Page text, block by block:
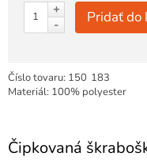
+
-
Pridať do
Číslo tovaru: 150 183
Materiál: 100% polyester
Čipkovaná